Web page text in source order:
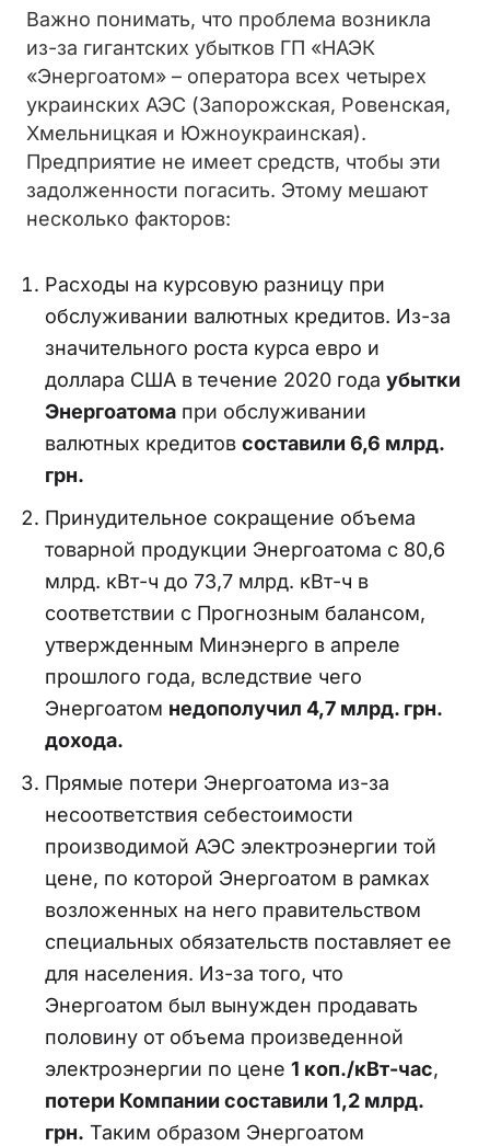
Важно понимать, что проблема возникла
из-за гигантских убытков ГП «НАЭК
«Энергоатом» – оператора всех четырех
украинских АЭС (Запорожская, Ровенская,
Хмельницкая и Южноукраинская).
Предприятие не имеет средств, чтобы эти
задолженности погасить. Этому мешают
несколько факторов:
Расходы на курсовую разницу при
обслуживании валютных кредитов. Из-за
значительного роста курса евро и
доллара США в течение 2020 года убытки
Энергоатома при обслуживании
валютных кредитов составили 6,6 млрд.
грн.
Принудительное сокращение объема
товарной продукции Энергоатома с 80,6
млрд. кВт-ч до 73,7 млрд. кВт-ч в
соответствии с Прогнозным балансом,
утвержденным Минэнерго в апреле
прошлого года, вследствие чего
Энергоатом недополучил 4,7 млрд. грн.
дохода.
Прямые потери Энергоатома из-за
несоответствия себестоимости
производимой АЭС электроэнергии той
цене, по которой Энергоатом в рамках
возложенных на него правительством
специальных обязательств поставляет ее
для населения. Из-за того, что
Энергоатом был вынужден продавать
половину от объема произведенной
электроэнергии по цене 1 коп./кВт-час,
потери Компании составили 1,2 млрд.
грн. Таким образом Энергоатом